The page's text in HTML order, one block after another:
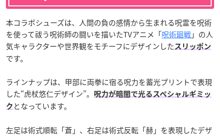
本コラボシューズは、人間の負の感情から生まれる呪霊を呪術
を使って祓う呪術師の闘いを描いたTVアニメ「呪術廻戦」の人
気キャラクターや世界観をモチーフにデザインした スリッポン
です。
ラインナップは、甲部に両拳に宿る呪力を蓄光プリントで表現
した“虎杖悠仁デザイン”。
呪力が暗闇で光るスペシャルギミッ
ク となっています。
左足は術式順転「蒼」、右足は術式反転「赫」を表現したデザ